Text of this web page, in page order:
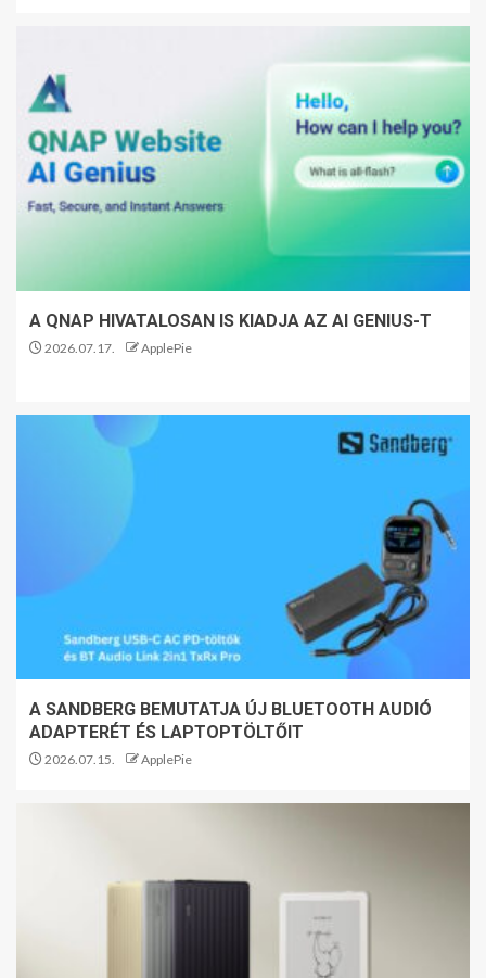
A QNAP HIVATALOSAN IS KIADJA AZ AI GENIUS-T
2026.07.17. ApplePie
A SANDBERG BEMUTATJA ÚJ BLUETOOTH AUDIÓ
ADAPTERÉT ÉS LAPTOPTÖLTŐIT
2026.07.15. ApplePie